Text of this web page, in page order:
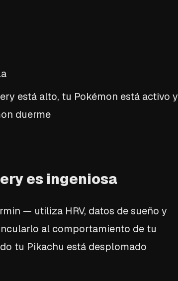
está alto, tu Pokémon está activo y
duerme
es ingeniosa
— utiliza HRV, datos de sueño y
al comportamiento de tu
tu Pikachu está desplomado